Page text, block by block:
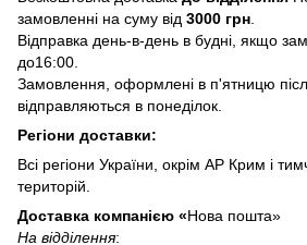
замовленні на суму від 3000 грн
Відправка день-в-день в будні, якщо
до16:00.
Замовлення, оформлені в п'ятницю
відправляються в понеділок.
Регіони доставки:
Всі регіони України, окрім АР Крим і
територій.
Доставка компанією «Нова пошта»
На відділення: